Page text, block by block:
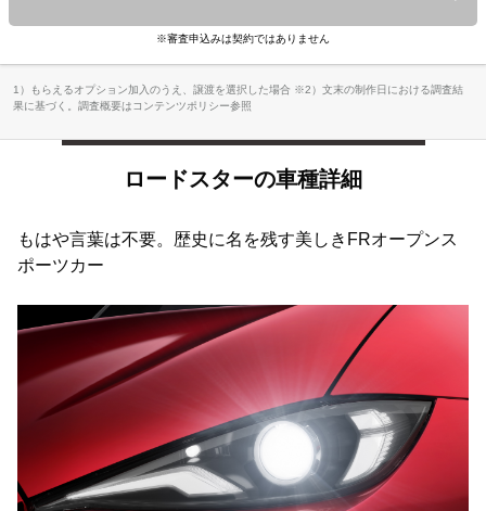
※審査申込みは契約ではありません
1）もらえるオプション加入のうえ、譲渡を選択した場合 ※2）文末の制作日における調査結
果に基づく。調査概要はコンテンツポリシー参照
ロードスターの車種詳細
もはや言葉は不要。歴史に名を残す美しきFRオープンス
ポーツカー